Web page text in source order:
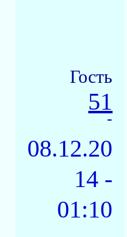
Гость
51
-
08.12.20
14 -
01:10